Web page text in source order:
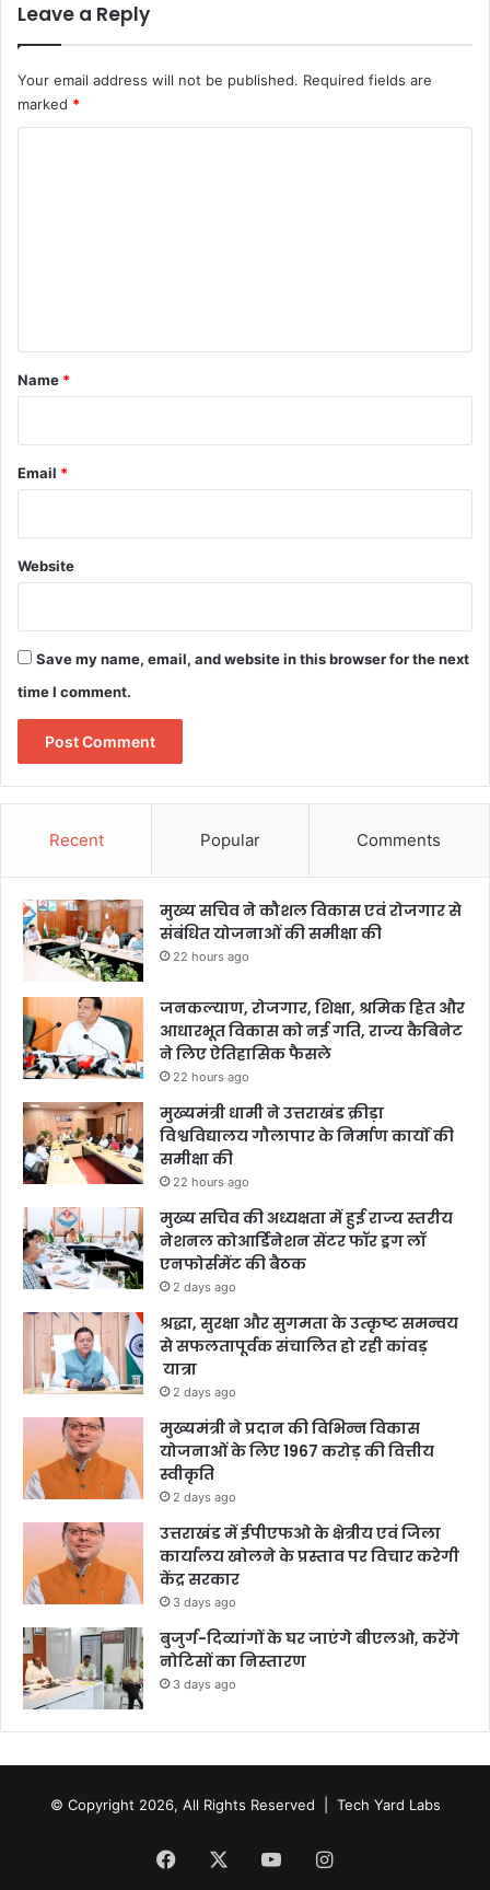
Leave a Reply
Your email address will not be published. Required fields are
marked *
*
Name *
Email *
Website
Save my name, email, and website in this browser for the next
time I comment.
Recent Popular Comments
मुख्य सचिव ने कौशल विकास एवं रोजगार से
संबंधित योजनाओं की समीक्षा की
22 hours ago
जनकल्याण, रोजगार, शिक्षा, श्रमिक हित और
आधारभूत विकास को नई गति, राज्य कैबिनेट
ने लिए ऐतिहासिक फैसले
22 hours ago
मुख्यमंत्री धामी ने उत्तराखंड क्रीड़ा
विश्वविद्यालय गौलापार के निर्माण कार्यों की
समीक्षा की
22 hours ago
मुख्य सचिव की अध्यक्षता में हुई राज्य स्तरीय
नेशनल कोआर्डिनेशन सेंटर फॉर ड्रग लॉ
एनफोर्समेंट की बैठक
2 days ago
श्रद्धा, सुरक्षा और सुगमता के उत्कृष्ट समन्वय
से सफलतापूर्वक संचालित हो रही कांवड़
यात्रा
2 days ago
मुख्यमंत्री ने प्रदान की विभिन्न विकास
योजनाओं के लिए 1967 करोड़ की वित्तीय
स्वीकृति
2 days ago
उत्तराखंड में ईपीएफओ के क्षेत्रीय एवं जिला
कार्यालय खोलने के प्रस्ताव पर विचार करेगी
केंद्र सरकार
3 days ago
बुजुर्ग-दिव्यांगों के घर जाएंगे बीएलओ, करेंगे
नोटिसों का निस्तारण
3 days ago
© Copyright 2026, All Rights Reserved | Tech Yard Labs
Facebook YouTubeInstagram